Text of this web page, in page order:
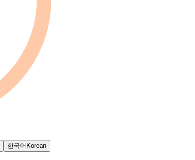
한국어 Korean